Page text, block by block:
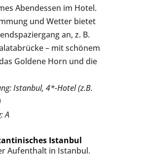
Abendessen im Hotel.
und Wetter bietet
an, z. B.
– mit schönem
Goldene Horn und die
Istanbul, 4*-Hotel (z.B.
A
Istanbul
Aufenthalt in Istanbul.